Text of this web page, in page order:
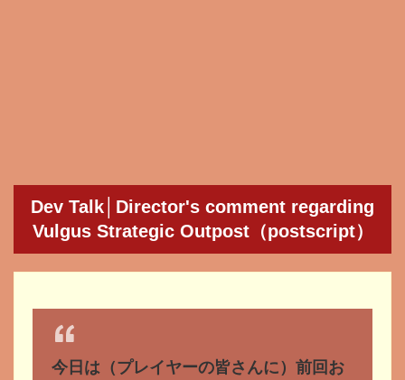
Dev Talk│Director's comment regarding
Vulgus Strategic Outpost（postscript）
今日は（プレイヤーの皆さんに）前回お